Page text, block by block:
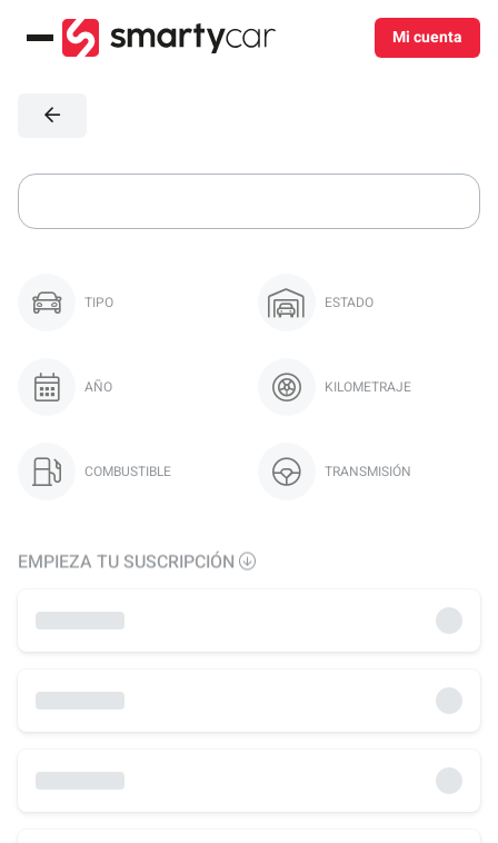
Menú Mi cuenta
TIPO ESTADO
AÑO KILOMETRAJE
COMBUSTIBLE TRANSMISIÓN
EMPIEZA TU SUSCRIPCIÓN